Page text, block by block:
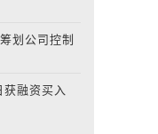
划公司控制
融资买入